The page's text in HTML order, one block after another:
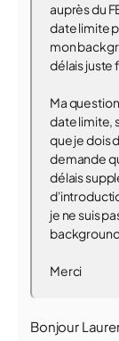
auprès du
date limite
mon
délais juste
Ma
date limite,
que je dois
demande
délais
je ne suis
Merci
Bonjour